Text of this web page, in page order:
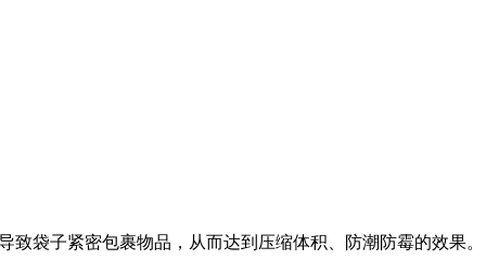
袋子紧密包裹物品，从而达到压缩体积、防潮防霉的效果。